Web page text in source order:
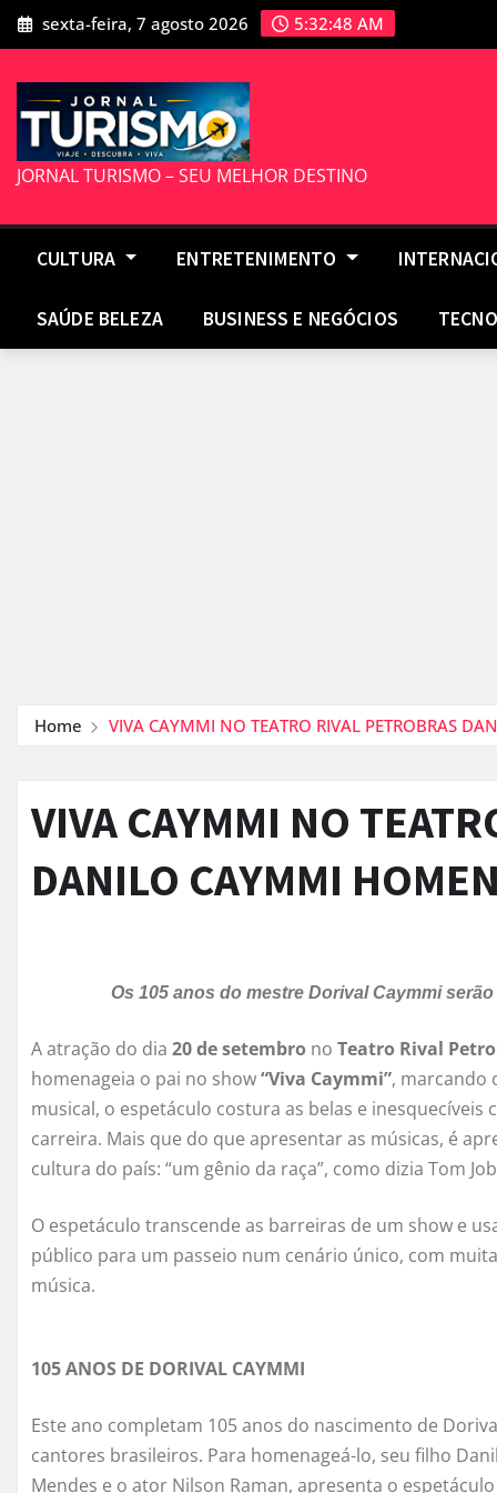
Skip
to
sexta-feira, 7 agosto 2026 5:32:49 AM
JORNAL TURISMO – SEU MELHOR DESTINO
CULTURA ENTRETENIMENTO
SAÚDE BELEZA BUSINESS E NEGÓCIOS
Home VIVA CAYMMI NO TEATRO RIVAL PETROBRAS
VIVA CAYMMI NO
DANILO CAYMMI
Os 105 anos do mestre Dorival Caymmi
A atração do dia 20 de setembro no Teatro Rival
homenageia o pai no show“Viva Caymmi”, marcando
musical, o espetáculo costura as belas e
carreira. Mais que do que apresentar as músicas, é
cultura do país: “um gênio da raça”, como dizia Tom
O espetáculo transcende as barreiras de um show e
público para um passeio num cenário único, com
música.
105 ANOS DE DORIVAL CAYMMI
Este ano completam 105 anos do nascimento de
cantores brasileiros. Para homenageá-lo, seu filho
Mendes e o ator Nilson Raman, apresenta o